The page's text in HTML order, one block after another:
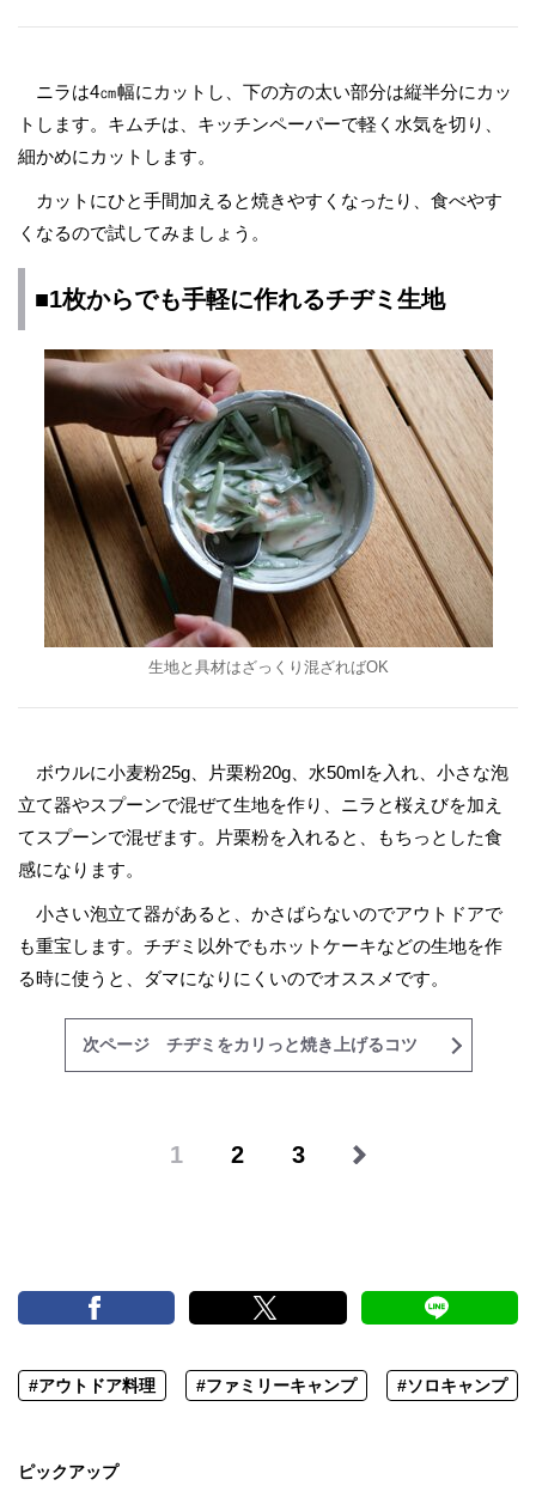
ニラは4㎝幅にカットし、下の方の太い部分は縦半分にカッ
トします。キムチは、キッチンペーパーで軽く水気を切り、
細かめにカットします。
カットにひと手間加えると焼きやすくなったり、食べやす
くなるので試してみましょう。
■1枚からでも手軽に作れるチヂミ生地
生地と具材はざっくり混ざればOK
ボウルに小麦粉25g、片栗粉20g、水50mlを入れ、小さな泡
立て器やスプーンで混ぜて生地を作り、ニラと桜えびを加え
てスプーンで混ぜます。片栗粉を入れると、もちっとした食
感になります。
小さい泡立て器があると、かさばらないのでアウトドアで
も重宝します。チヂミ以外でもホットケーキなどの生地を作
る時に使うと、ダマになりにくいのでオススメです。
次ページ チヂミをカリっと焼き上げるコツ
1 2 3
#アウトドア料理 #ファミリーキャンプ #ソロキャンプ
ピックアップ